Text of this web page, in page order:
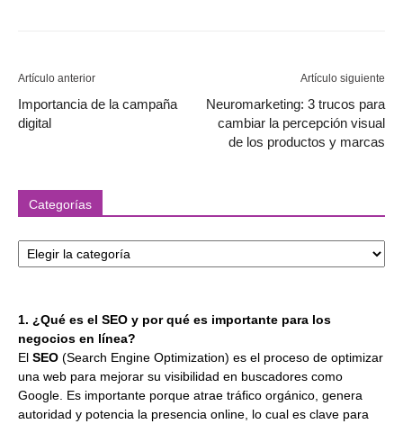
Artículo anterior
Importancia de la campaña
digital
Artículo siguiente
Neuromarketing: 3 trucos para
cambiar la percepción visual
de los productos y marcas
Categorías
Categorías
1. ¿Qué es el SEO y por qué es importante para los
negocios en línea?
El SEO (Search Engine Optimization) es el proceso de optimizar
una web para mejorar su visibilidad en buscadores como
Google. Es importante porque atrae tráfico orgánico, genera
autoridad y potencia la presencia online, lo cual es clave para